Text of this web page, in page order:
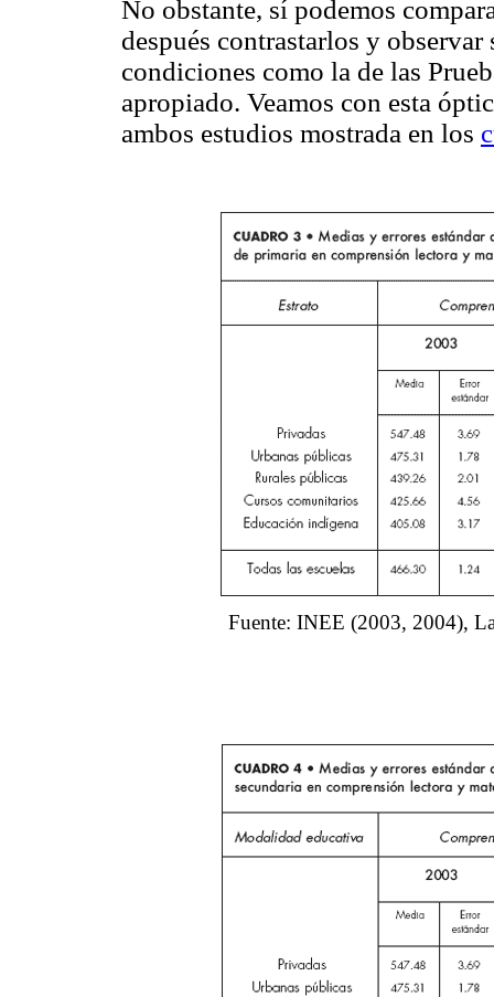
No obstante, sí podemos
después contrastarlos y
condiciones como la de las
apropiado. Veamos con esta
ambos estudios mostrada en los
Fuente: INEE (2003, 2004),